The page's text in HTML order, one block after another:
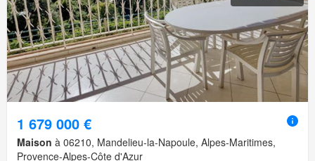
1 679 000 €
Maison à 06210, Mandelieu-la-Napoule, Alpes-Maritimes,
Provence-Alpes-Côte d'Azur